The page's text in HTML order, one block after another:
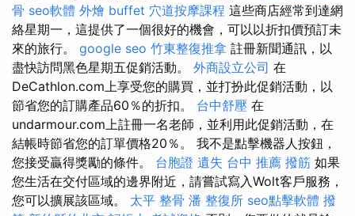
骨 seo軟體 外燴 buffet 穴道按摩課程 這些商店經常到達網
絡星期一，這提供了一個很好的機會，可以以折扣價預訂未
來的旅行。 google seo 竹東整復推拿 註冊新聞通訊，以
盡快訪問黑色星期五促銷活動。 外商設立公司 在
DeCathlon.com上享受您的購買，並打扮此促銷活動，以
節省您的訂購產品60％的折扣。 台中舒壓 在
undarmour.com上註冊一名老師，並利用此促銷活動，在
結帳時節省您的訂單價格20％。 我不是點擊機器人按鈕，
您接受贏得獎勵的條件。 台胞證 遺失 台中 推薦 撥筋 如果
您生活在交付區域的邊界附近，請嘗試寫入Wolt客戶服務，
您可以擴展該區域。 太平 整骨 潘 整復所 seo點擊軟體 撥